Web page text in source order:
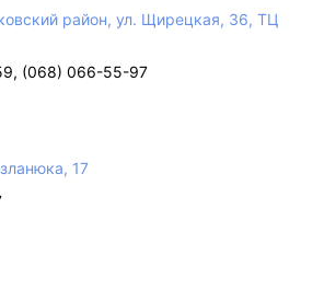
район, ул. Щирецкая, 36, ТЦ
(068) 066-55-97
17